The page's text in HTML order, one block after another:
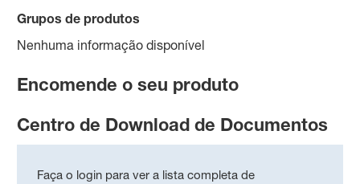
Grupos de produtos
Nenhuma informação disponível
Encomende o seu produto
Centro de Download de Documentos
Faça o login para ver a lista completa de